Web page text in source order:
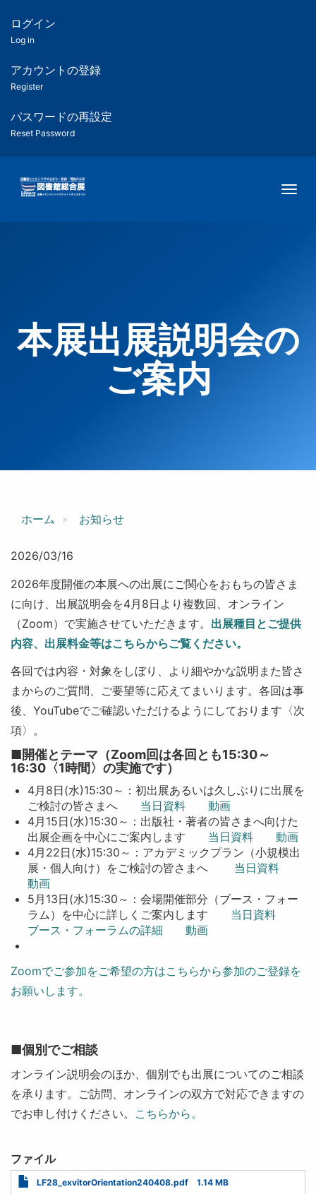
ツ
匿
名
ユ
ー
ー
用
メ
ー
ログイン
Log in
アカウントの登録
Register
パスワードの再設定
Reset Password
本展出展説明会の
ご案内
ホーム お知らせ
2026/03/16
2026年度開催の本展への出展にご関心をおもちの皆さま
に向け、出展説明会を4月8日より複数回、オンライン
（Zoom）で実施させていただきます。 出展種目とご提供
内容、出展料金等はこちらからご覧ください。
各回では内容・対象をしぼり、より細やかな説明また皆さ
まからのご質問、ご要望等に応えてまいります。各回は事
後、YouTubeでご確認いただけるようにしております〈次
項〉。
■開催とテーマ（Zoom回は各回とも15:30～
16:30〈1時間〉の実施です）
4月8日(水)15:30～：初出展あるいは久しぶりに出展を
ご検討の皆さまへ 当日資料
動画
4月15日(水)15:30～：出版社・著者の皆さまへ向けた
出展企画を中心にご案内します 当日資料
動画
4月22日(水)15:30～：アカデミックプラン（小規模出
展・個人向け）をご検討の皆さまへ 当日資料
動画
5月13日(水)15:30～：会場開催部分（ブース・フォー
ラム）を中心に詳しくご案内します 当日資料
ブース・フォーラムの詳細
動画
Zoomでご参加をご希望の方はこちらから参加のご登録を
お願いします。
■個別でご相談
オンライン説明会のほか、個別でも出展についてのご相談
を承ります。ご訪問、オンラインの双方で対応できますの
でお申し付けください。
こちらから。
ファイル
Document
LF28_exvitorOrientation240408.pdf 1.14 MB